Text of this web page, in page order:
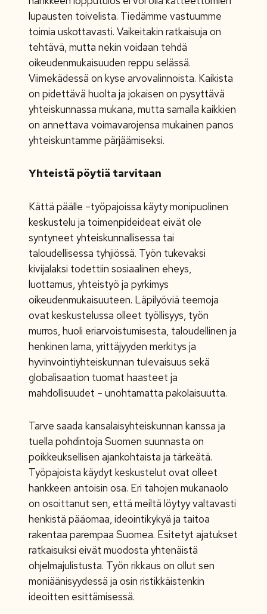
lupausten toivelista. Tiedämme vastuumme
toimia uskottavasti. Vaikeitakin ratkaisuja on
tehtävä, mutta nekin voidaan tehdä
oikeudenmukaisuuden reppu selässä.
Viimekädessä on kyse arvovalinnoista. Kaikista
on pidettävä huolta ja jokaisen on pysyttävä
yhteiskunnassa mukana, mutta samalla kaikkien
on annettava voimavarojensa mukainen panos
yhteiskuntamme pärjäämiseksi.
Yhteistä pöytiä tarvitaan
Kättä päälle –työpajoissa käyty monipuolinen
keskustelu ja toimenpideideat eivät ole
syntyneet yhteiskunnallisessa tai
taloudellisessa tyhjiössä. Työn tukevaksi
kivijalaksi todettiin sosiaalinen eheys,
luottamus, yhteistyö ja pyrkimys
oikeudenmukaisuuteen. Läpilyöviä teemoja
ovat keskustelussa olleet työllisyys, työn
murros, huoli eriarvoistumisesta, taloudellinen ja
henkinen lama, yrittäjyyden merkitys ja
hyvinvointiyhteiskunnan tulevaisuus sekä
globalisaation tuomat haasteet ja
mahdollisuudet – unohtamatta pakolaisuutta.
Tarve saada kansalaisyhteiskunnan kanssa ja
tuella pohdintoja Suomen suunnasta on
poikkeuksellisen ajankohtaista ja tärkeätä.
Työpajoista käydyt keskustelut ovat olleet
hankkeen antoisin osa. Eri tahojen mukanaolo
on osoittanut sen, että meiltä löytyy valtavasti
henkistä pääomaa, ideointikykyä ja taitoa
rakentaa parempaa Suomea. Esitetyt ajatukset
ratkaisuiksi eivät muodosta yhtenäistä
ohjelmajulistusta. Työn rikkaus on ollut sen
moniäänisyydessä ja osin ristikkäistenkin
ideoitten esittämisessä.